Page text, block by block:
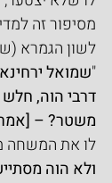
מסיפור זה
לשון הגמרא
"שמואל
דרבי הוה,
משטר? – [אמר
לו את המשחה
ולא הוה